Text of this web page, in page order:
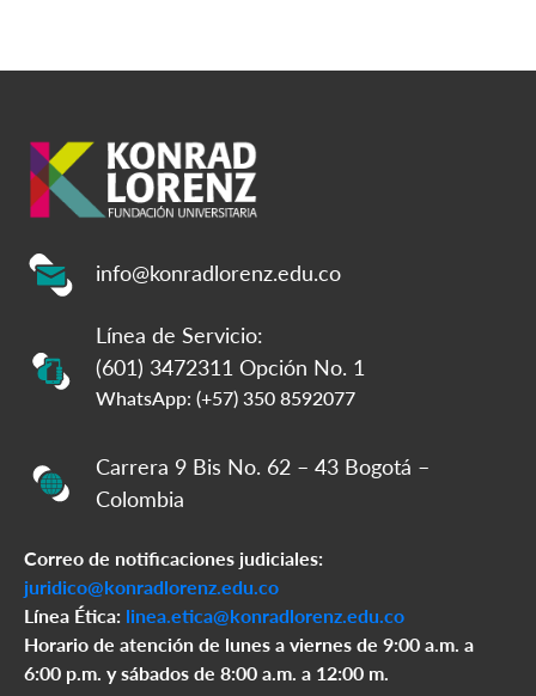
info@konradlorenz.edu.co
Línea de Servicio:
(601) 3472311 Opción No. 1
WhatsApp: (+57) 350 8592077
Carrera 9 Bis No. 62 – 43 Bogotá –
Colombia
Correo de notificaciones judiciales:
juridico@konradlorenz.edu.co
Línea Ética: linea.etica@konradlorenz.edu.co
Horario de atención de lunes a viernes de 9:00 a.m. a
6:00 p.m. y sábados de 8:00 a.m. a 12:00 m.